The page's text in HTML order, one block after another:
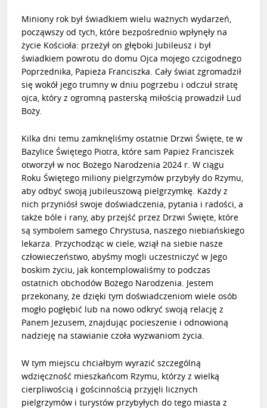
Miniony rok był świadkiem wielu ważnych wydarzeń,
począwszy od tych, które bezpośrednio wpłynęły na
życie Kościoła: przeżył on głęboki Jubileusz i był
świadkiem powrotu do domu Ojca mojego czcigodnego
Poprzednika, Papieża Franciszka. Cały świat zgromadził
się wokół jego trumny w dniu pogrzebu i odczuł stratę
ojca, który z ogromną pasterską miłością prowadził Lud
Boży.
Kilka dni temu zamknęliśmy ostatnie Drzwi Święte, te w
Bazylice Świętego Piotra, które sam Papież Franciszek
otworzył w noc Bożego Narodzenia 2024 r. W ciągu
Roku Świętego miliony pielgrzymów przybyły do Rzymu,
aby odbyć swoją jubileuszową pielgrzymkę. Każdy z
nich przyniósł swoje doświadczenia, pytania i radości, a
także bóle i rany, aby przejść przez Drzwi Święte, które
są symbolem samego Chrystusa, naszego niebiańskiego
lekarza. Przychodząc w ciele, wziął na siebie nasze
człowieczeństwo, abyśmy mogli uczestniczyć w Jego
boskim życiu, jak kontemplowaliśmy to podczas
ostatnich obchodów Bożego Narodzenia. Jestem
przekonany, że dzięki tym doświadczeniom wiele osób
mogło pogłębić lub na nowo odkryć swoją relację z
Panem Jezusem, znajdując pocieszenie i odnowioną
nadzieję na stawianie czoła wyzwaniom życia.
W tym miejscu chciałbym wyrazić szczególną
wdzięczność mieszkańcom Rzymu, którzy z wielką
cierpliwością i gościnnością przyjęli licznych
pielgrzymów i turystów przybyłych do tego miasta z